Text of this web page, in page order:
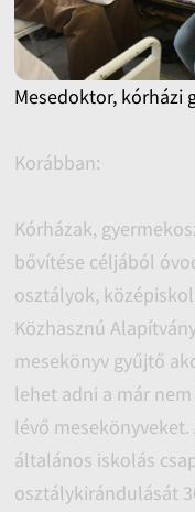
Mesedoktor, kórházi
Korábban:
Kórházak,
bővítése céljából
osztályok,
Közhasznú
mesekönyv gyűjtő
lehet adni a már
lévő
általános iskolás
osztálykirándulását